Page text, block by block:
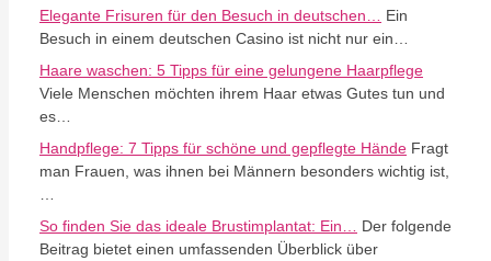
Elegante Frisuren für den Besuch in deutschen…
Ein
Besuch in einem deutschen Casino ist nicht nur ein…
Haare waschen: 5 Tipps für eine gelungene Haarpflege
Viele Menschen möchten ihrem Haar etwas Gutes tun und
es…
Handpflege: 7 Tipps für schöne und gepflegte Hände Fragt
man Frauen, was ihnen bei Männern besonders wichtig ist,
So finden Sie das ideale Brustimplantat: Ein…
Der folgende
Beitrag bietet einen umfassenden Überblick über